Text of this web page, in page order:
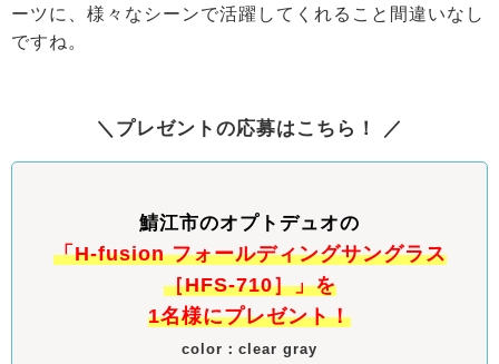
ーツに、様々なシーンで活躍してくれること間違いなし
ですね。
＼プレゼントの応募はこちら！ ／
鯖江市のオプトデュオの
「H-fusion フォールディングサングラス
［HFS-710］」を
1名様にプレゼント！
color：clear gray